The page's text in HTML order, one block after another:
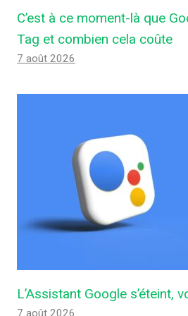
C’est à ce moment-là que
Tag et combien cela coûte
7 août 2026
L’Assistant Google s’éteint,
7 août 2026